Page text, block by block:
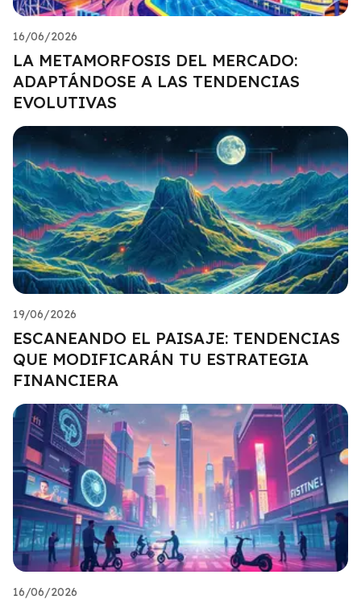
16/06/2026
LA METAMORFOSIS DEL MERCADO:
ADAPTÁNDOSE A LAS TENDENCIAS
EVOLUTIVAS
19/06/2026
ESCANEANDO EL PAISAJE: TENDENCIAS
QUE MODIFICARÁN TU ESTRATEGIA
FINANCIERA
16/06/2026